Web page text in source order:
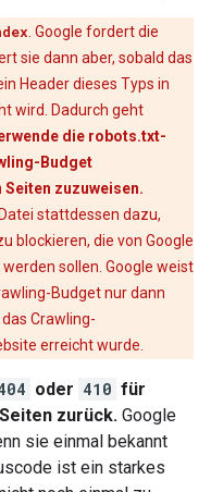
. Google fordert die
sie dann aber, sobald das
Header dieses Typs in
wird. Dadurch geht
die robots.txt-
Budget
zuzuweisen.
stattdessen dazu,
blockieren, die von Google
sollen. Google weist
Budget nur dann
Crawling-
erreicht wurde.
oder 410 für
zurück. Google
sie einmal bekannt
ist ein starkes